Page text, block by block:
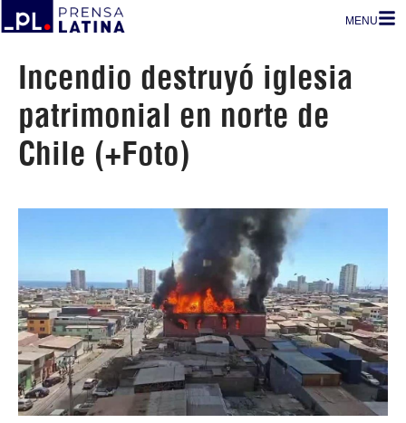
MENU
Incendio destruyó iglesia
patrimonial en norte de
Chile (+Foto)